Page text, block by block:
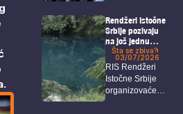
Rendžeri Istočne
Srbije pozivaju
na još jednu
akciju odbrane
Homolja
Šta se zbiva?
03/07/2026
RIS Rendžeri
Istočne Srbije
organizovaće